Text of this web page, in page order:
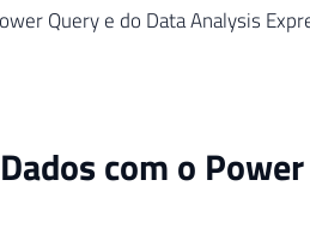
Query e do Data Analysis
com o